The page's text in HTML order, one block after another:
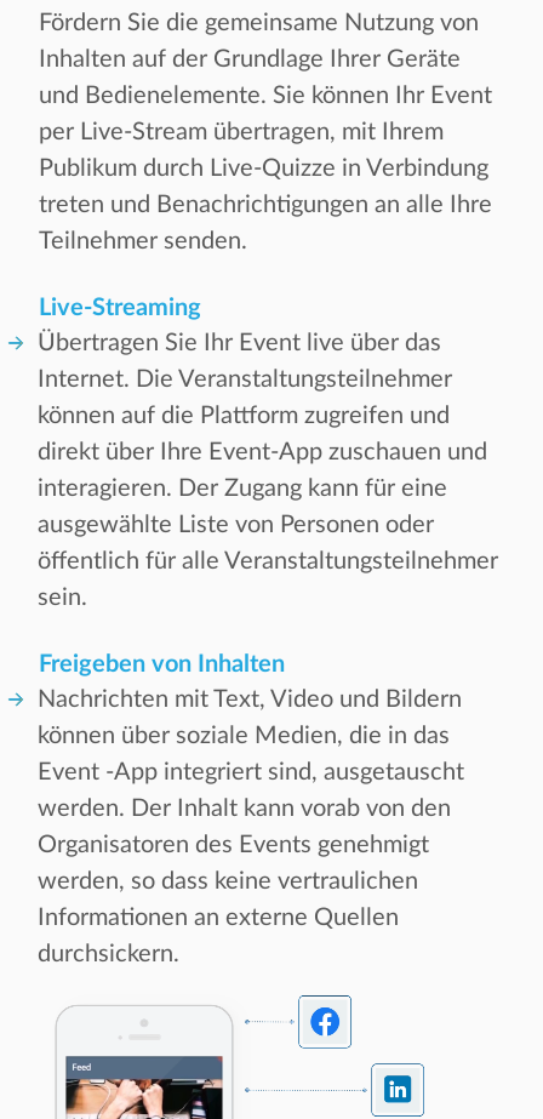
Fördern Sie die gemeinsame Nutzung von
Inhalten auf der Grundlage Ihrer Geräte
und Bedienelemente. Sie können Ihr Event
per Live-Stream übertragen, mit Ihrem
Publikum durch Live-Quizze in Verbindung
treten und Benachrichtigungen an alle Ihre
Teilnehmer senden.
Live-Streaming
Übertragen Sie Ihr Event live über das
Internet. Die Veranstaltungsteilnehmer
können auf die Plattform zugreifen und
direkt über Ihre Event-App zuschauen und
interagieren. Der Zugang kann für eine
ausgewählte Liste von Personen oder
öffentlich für alle Veranstaltungsteilnehmer
sein.
Freigeben von Inhalten
Nachrichten mit Text, Video und Bildern
können über soziale Medien, die in das
Event -App integriert sind, ausgetauscht
werden. Der Inhalt kann vorab von den
Organisatoren des Events genehmigt
werden, so dass keine vertraulichen
Informationen an externe Quellen
durchsickern.